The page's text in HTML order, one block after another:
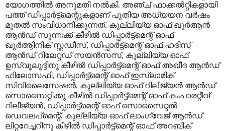
യോഗത്തില്‍ അനുമതി നല്‍കി. അഞ്ച് ഫാക്കല്‍റ്റികളായി
പത്ത് ഡിപ്പാര്‍ട്ട്‌മെന്റുകളാണ് പുതിയ അധ്യയന വര്‍ഷം
മുതല്‍ സംവിധാനിക്കുന്നത്. കുല്ലിയ്യ ഓഫ് ഖുര്‍ആന്‍
ആന്‍ഡ് സുന്നഃക്ക് കീഴില്‍ ഡിപ്പാര്‍ട്ട്‌മെന്റ് ഓഫ്
ഖുര്‍ആിനിക് സ്റ്റഡീസ്, ഡിപ്പാര്‍ട്ട്‌മെന്റ് ഓഫ് ഹദീസ്
ആന്‍ഡ് റിലേറ്റഡ് സയന്‍സസ്, കുല്ലിയ്യ ഓഫ്
ഉസ്വൂലുദ്ദീനു കീഴില്‍ ഡിപ്പാര്‍ട്ട്‌മെന്റ് ഓഫ് അഖീദ ആന്‍ഡ്
ഫിലോസഫി, ഡിപ്പാര്‍ട്ട്‌മെന്റ് ഓഫ് ഇസ്‌ലാമിക്
സിവിലൈസേഷന്‍, കുല്ലിയ്യ ഓഫ് റിലീജ്യന്‍ ആന്‍ഡ്
സൊസൈറ്റിക്കു കീഴില്‍ ഡിപ്പാര്‍ട്ട്‌മെന്റ് ഓഫ് കംപാരറ്റീവ്
റിലീജ്യന്‍, ഡിപ്പാര്‍ട്ട്‌മെന്റ് ഓഫ് സൊസൈറ്റല്‍
ഡെവലപ്‌മെന്റ്, കുല്ലിയ്യ ഓഫ് ലാംഗ്വേജ് ആന്‍ഡ്
ലിറ്ററേച്ചറിനു കീഴില്‍ ഡിപ്പാര്‍ട്ട്‌മെന്റ് ഓഫ് അറബിക്